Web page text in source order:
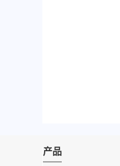
产品